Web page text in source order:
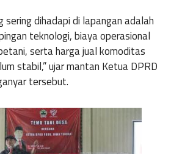
seringdihadapidi lapangan adalah
teknologi,biayaoperasional
,sertahargajual komoditas
stabil,”ujarmantan KetuaDPRD
tersebut.